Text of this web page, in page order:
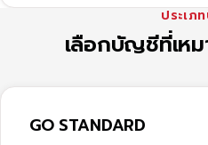
ประเภ
เลือกบัญชีที่เห
GO STANDARD